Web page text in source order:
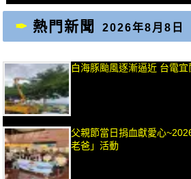
熱門新聞 2026年8月8日
白海豚颱風逐漸逼近 台電
父親節當日捐血獻愛心
老爸」活動